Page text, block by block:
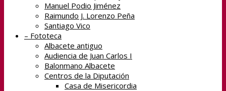
Manuel Podio Jiménez
Raimundo J. Lorenzo Peña
Santiago Vico
– Fototeca
Albacete antiguo
Audiencia de Juan Carlos I
Balonmano Albacete
Centros de la Diputación
Casa de Misericordia